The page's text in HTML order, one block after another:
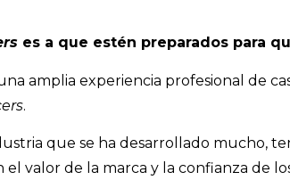
es a que estén preparados para
amplia experiencia profesional de
.
que se ha desarrollado mucho,
valor de la marca y la confianza de